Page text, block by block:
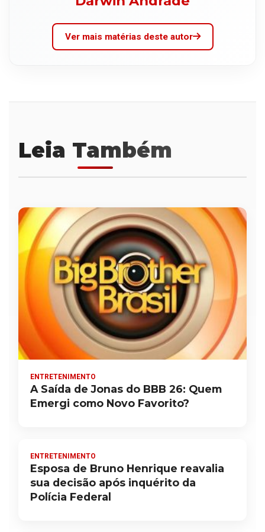
Ver mais matérias deste autor
Leia Também
ENTRETENIMENTO
A Saída de Jonas do BBB 26: Quem
Emergi como Novo Favorito?
ENTRETENIMENTO
Esposa de Bruno Henrique reavalia
sua decisão após inquérito da
Polícia Federal